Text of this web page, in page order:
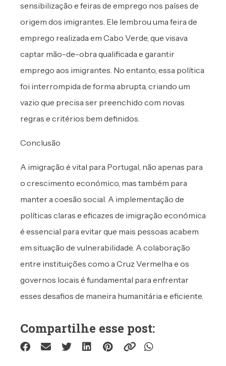
sensibilização e feiras de emprego nos países de
origem dos imigrantes. Ele lembrou uma feira de
emprego realizada em Cabo Verde, que visava
captar mão-de-obra qualificada e garantir
emprego aos imigrantes. No entanto, essa política
foi interrompida de forma abrupta, criando um
vazio que precisa ser preenchido com novas
regras e critérios bem definidos.
Conclusão
A imigração é vital para Portugal, não apenas para
o crescimento económico, mas também para
manter a coesão social. A implementação de
políticas claras e eficazes de imigração económica
é essencial para evitar que mais pessoas acabem
em situação de vulnerabilidade. A colaboração
entre instituições como a Cruz Vermelha e os
governos locais é fundamental para enfrentar
esses desafios de maneira humanitária e eficiente.
Compartilhe esse post: